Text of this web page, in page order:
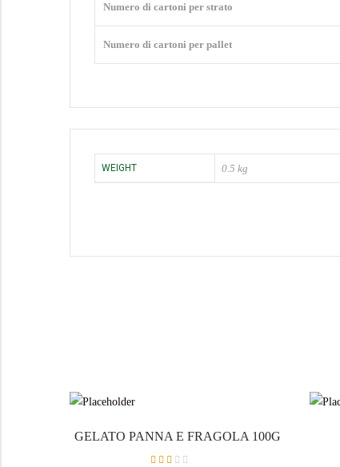
Numero di cartoni per strato
Numero di cartoni per pallet
WEIGHT 0.5 kg
GELATO PANNA E FRAGOLA 100G